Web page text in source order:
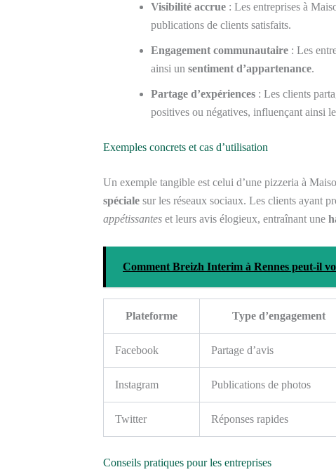
Visibilité accrue : Les entreprises à
publications de clients satisfaits.
Engagement communautaire : Les
ainsi un sentiment d’appartenance.
Partage d’expériences : Les clients
positives ou négatives, influençant ainsi
Exemples concrets et cas d’utilisation
Un exemple tangible est celui d’une pizzeria à
spéciale sur les réseaux sociaux. Les clients ayant
appétissantes et leurs avis élogieux, entraînant une
Comment Breizh Interim à Rennes peut-il
Plateforme Type d’engagement
Facebook Partage d’avis
Instagram Publications de photos
Twitter Réponses rapides
Conseils pratiques pour les entreprises